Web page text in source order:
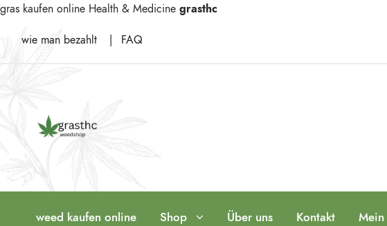
gras kaufen online Health & Medicine grasthc
wie man bezahlt FAQ
weed kaufen online Shop Über uns Kontakt